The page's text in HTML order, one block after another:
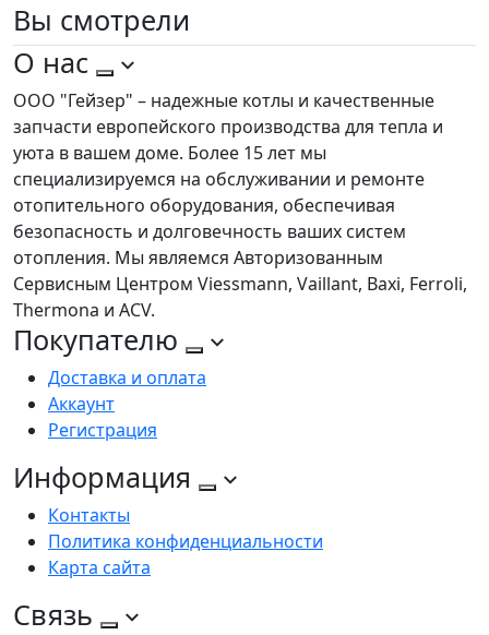
Вы смотрели
О нас
ООО "Гейзер" – надежные котлы и качественные
запчасти европейского производства для тепла и
уюта в вашем доме. Более 15 лет мы
специализируемся на обслуживании и ремонте
отопительного оборудования, обеспечивая
безопасность и долговечность ваших систем
отопления. Мы являемся Авторизованным
Сервисным Центром Viessmann, Vaillant, Baxi, Ferroli,
Thermona и ACV.
Покупателю
Доставка и оплата
Аккаунт
Регистрация
Информация
Контакты
Политика конфиденциальности
Карта сайта
Связь